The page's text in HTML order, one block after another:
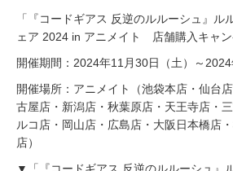
「『コードギアス 反逆のルルーシュ』ル
ェア 2024 in アニメイト 店舗購入キャン
開催期間：2024年11月30日（土）～2024
開催場所：アニメイト（池袋本店・仙台
古屋店・新潟店・秋葉原店・天王寺店・
ルコ店・岡山店・広島店・大阪日本橋店
店）